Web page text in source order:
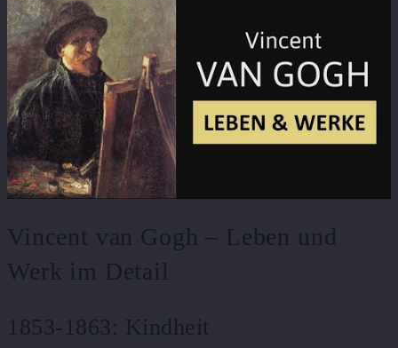
Vincent van Gogh – Leben und
Werk im Detail
1853-1863: Kindheit